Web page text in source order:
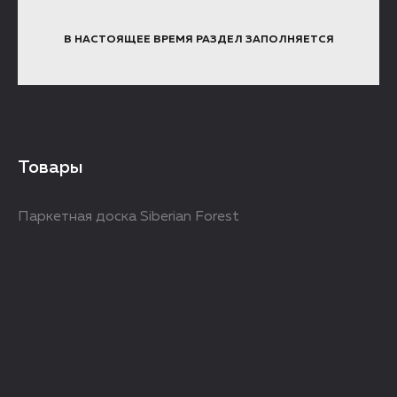
В НАСТОЯЩЕЕ ВРЕМЯ РАЗДЕЛ ЗАПОЛНЯЕТСЯ
Товары
Паркетная доска Siberian Forest